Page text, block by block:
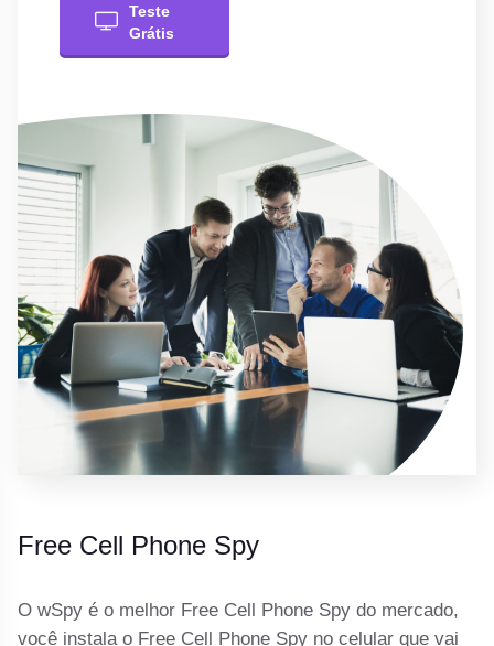
Teste
Grátis
Free Cell Phone Spy
O wSpy é o melhor Free Cell Phone Spy do mercado,
você instala o Free Cell Phone Spy no celular que vai